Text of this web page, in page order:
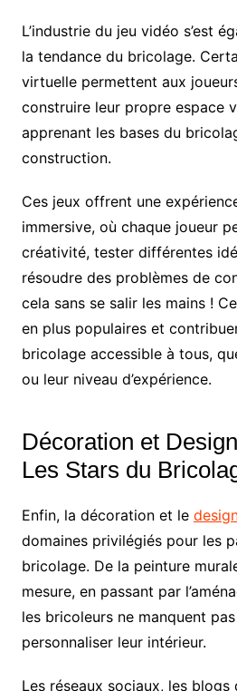
L’industrie du jeu vidéo s’est
la tendance du bricolage.
virtuelle permettent aux
construire leur propre espace
apprenant les bases du
construction.
Ces jeux offrent une
immersive, où chaque joueur
créativité, tester différentes
résoudre des problèmes de
cela sans se salir les mains !
en plus populaires et
bricolage accessible à tous,
ou leur niveau d’expérience.
Décoration et
Les Stars du
Enfin, la décoration et le
domaines privilégiés pour les
bricolage. De la peinture
mesure, en passant par
les bricoleurs ne manquent
personnaliser leur intérieur.
Les réseaux sociaux, les blogs